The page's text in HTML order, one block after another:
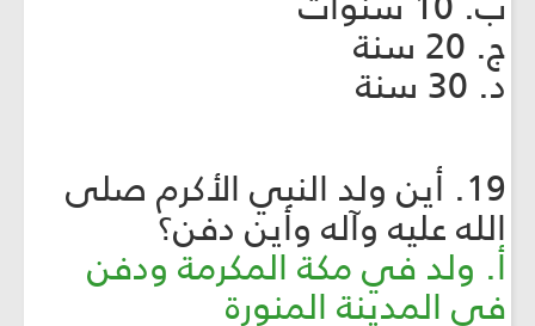
ج. 20 سنة
د. 30 سنة
19. أين ولد النبي الأكرم صلى
الله عليه وآله وأين دفن؟
أ. ولد في مكة المكرمة ودفن
في المدينة المنورة